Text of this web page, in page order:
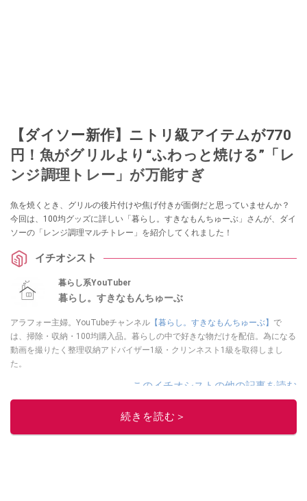
【ダイソー新作】ニトリ級アイテムが770
円！魚がグリルより“ふわっと焼ける”「レ
ンジ調理トレー」が万能すぎ
魚を焼くとき、グリルの後片付けや焦げ付きが面倒だと思っていませんか？
今回は、100均グッズに詳しい「暮らし。すきなもんちゅーぶ」さんが、ダイ
ソーの「レンジ調理マルチトレー」を紹介してくれました！
イチオシスト
暮らし系YouTuber
暮らし。すきなもんちゅーぶ
アラフォー主婦。YouTubeチャンネル 【暮らし。すきなもんちゅーぶ】 で
は、掃除・収納・100均購入品。暮らしの中で好きな物だけを配信。為になる
動画を撮りたく整理収納アドバイザー1級・クリンネスト1級を取得しまし
た。
このイチオシストの他の記事を読む
続きを読む＞